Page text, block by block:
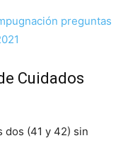
preguntas
Cuidados
dos (41 y 42) sin